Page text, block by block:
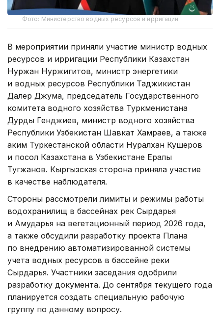
Фото: Министерство водных ресурсов и ирригации
В мероприятии приняли участие министр водных
ресурсов и ирригации Республики Казахстан
Нуржан Нуржигитов, министр энергетики
и водных ресурсов Республики Таджикистан
Далер Джума, председатель Государственного
комитета водного хозяйства Туркменистана
Дурды Генджиев, министр водного хозяйства
Республики Узбекистан Шавкат Хамраев, а также
аким Туркестанской области Нуралхан Кушеров
и посол Казахстана в Узбекистане Ералы
Тугжанов. Кыргызская сторона приняла участие
в качестве наблюдателя.
Стороны рассмотрели лимиты и режимы работы
водохранилищ в бассейнах рек Сырдарья
и Амударья на вегетационный период 2026 года,
а также обсудили разработку проекта Плана
по внедрению автоматизированной системы
учета водных ресурсов в бассейне реки
Сырдарья. Участники заседания одобрили
разработку документа. До сентября текущего года
планируется создать специальную рабочую
группу по данному вопросу.